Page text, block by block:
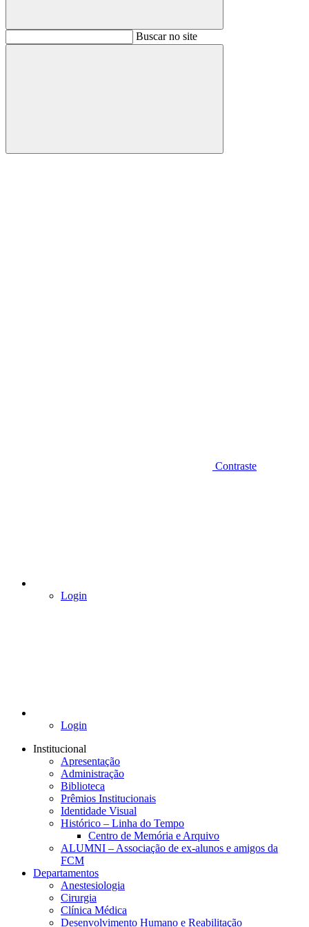
BuscarBuscar no site
Buscar
Contraste
Login
Login
Institucional
Apresentação
Administração
Biblioteca
Prêmios Institucionais
Identidade Visual
Histórico – Linha do Tempo
Centro de Memória e Arquivo
ALUMNI – Associação de ex-alunos e amigos da
FCM
Departamentos
Anestesiologia
Cirurgia
Clínica Médica
Desenvolvimento Humano e Reabilitação